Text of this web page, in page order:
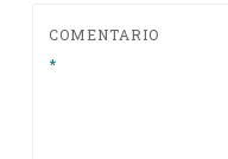
COMENTARIO
*